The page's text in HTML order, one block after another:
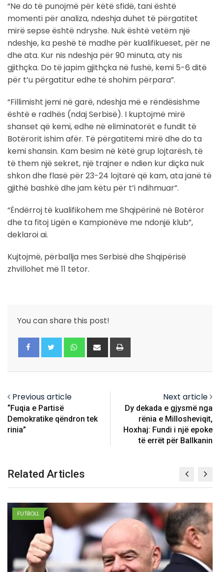
“Ne do të punojmë për këtë sfidë, tani është
momenti për analiza, ndeshja duhet të përgatitet
mirë sepse është ndryshe. Nuk është vetëm një
ndeshje, ka peshë të madhe për kualifikueset, për ne
dhe ata. Kur nis ndeshja për 90 minuta, aty nis
gjithçka. Do të japim gjithçka në fushë, kemi 5-6 ditë
për t’u përgatitur edhe të shohim përpara”.
“Fillimisht jemi në garë, ndeshja më e rëndësishme
është e radhës (ndaj Serbisë). I kuptojmë mirë
shanset që kemi, edhe në eliminatorët e fundit të
Botërorit ishim afër. Të përgatitemi mirë dhe do ta
kemi shansin. Kam besim në këtë grup lojtarësh, të
të them një sekret, një trajner e ndien kur diçka nuk
shkon dhe flasë për 23-24 lojtarë që kam, ata janë të
gjithë bashkë dhe jam këtu për t’i ndihmuar”.
“Ëndërroj të kualifikohem me Shqipërinë në Botëror
dhe ta fitoj Ligën e Kampionëve me ndonjë klub”,
deklaroi ai.
Kujtojmë, përballja mes Serbisë dhe Shqipërisë
zhvillohet më 11 tetor.
You can share this post!
Whatsapp
Share
via
Previous article
“Fuqia e Partisë
Demokratike qëndron tek
rinia”
Next article
Dy dekada e gjysmë nga
rënia e Millosheviqit,
Hoxhaj: Fundi i një epoke
të errët për Ballkanin
Related Articles
FUTBOLL